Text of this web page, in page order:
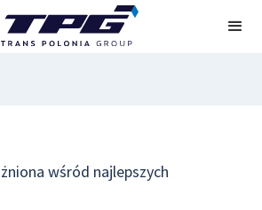
wśród najlepszych